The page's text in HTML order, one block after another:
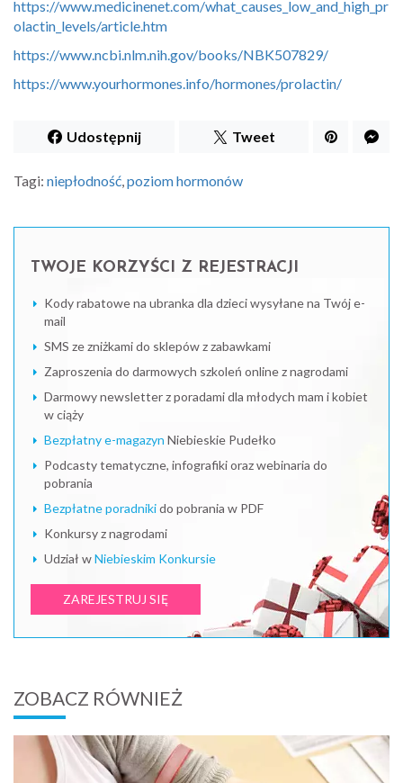
https://www.medicinenet.com/what_causes_low_and_high_pr
olactin_levels/article.htm
https://www.ncbi.nlm.nih.gov/books/NBK507829/
https://www.yourhormones.info/hormones/prolactin/
Udostępnij Tweet
Tagi: niepłodność poziom hormonów
TWOJE KORZYŚCI Z REJESTRACJI
Kody rabatowe na ubranka dla dzieci wysyłane na Twój e-
mail
SMS ze zniżkami do sklepów z zabawkami
Zaproszenia do darmowych szkoleń online z nagrodami
Darmowy newsletter z poradami dla młodych mam i kobiet
w ciąży
Bezpłatny e-magazyn Niebieskie Pudełko
Podcasty tematyczne, infografiki oraz webinaria do
pobrania
Bezpłatne poradnikido pobrania w PDF
Konkursy z nagrodami
Udział wNiebieskim Konkursie
ZAREJESTRUJ SIĘ
ZOBACZ RÓWNIEŻ